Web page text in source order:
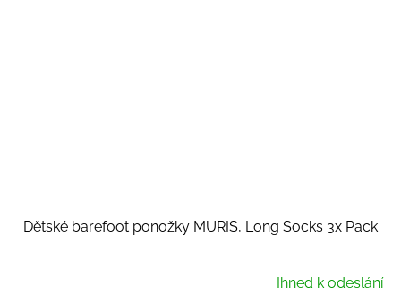
Dětské barefoot ponožky MURIS, Long Socks 3x Pack
Ihned k odeslání